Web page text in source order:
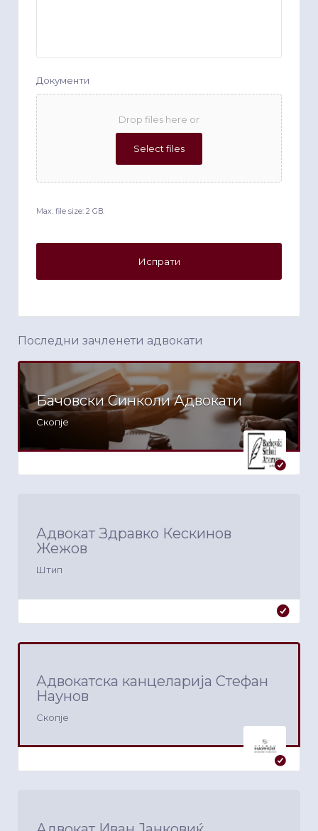
Документи
Drop files here or
Select files
Max. file size: 2 GB.
Последни зачленети адвокати
Бачовски Синколи Адвокати
Скопје
Адвокат Здравко Кескинов
Жежов
Штип
Адвокатска канцеларија Стефан
Наунов
Скопје